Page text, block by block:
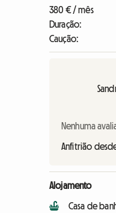
380 € / mês
Duração:
Caução:
Nenhuma
Anfitrião
Alojamento
Casa de